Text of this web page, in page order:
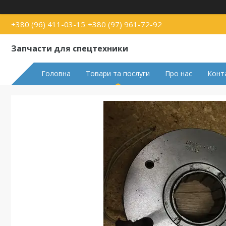
+380 (96) 411-03-15 +380 (97) 961-72-92
Запчасти для спецтехники
Головна Товари та послуги Про нас